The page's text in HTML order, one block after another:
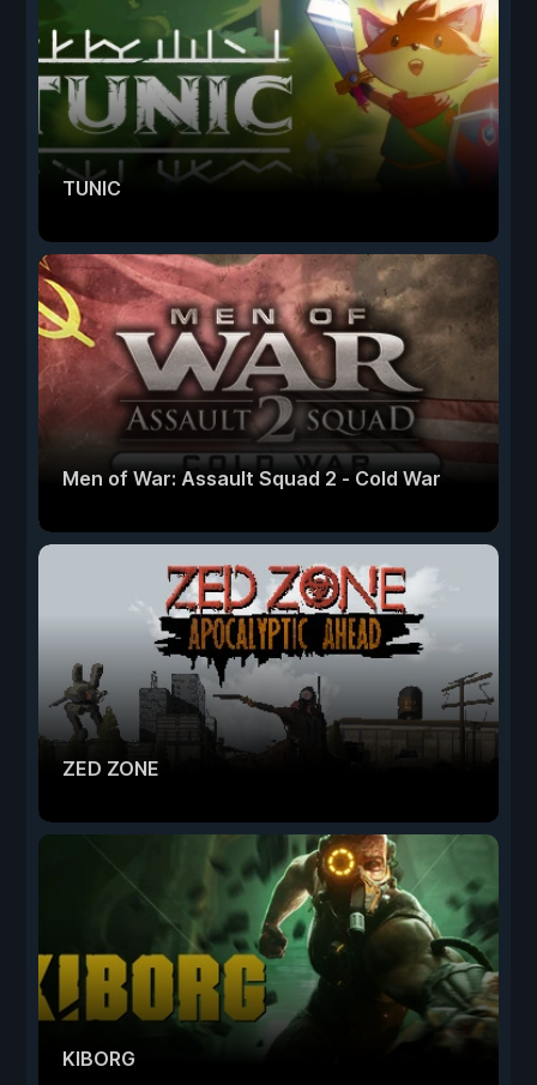
TUNIC
Men of War: Assault Squad 2 - Cold War
ZED ZONE
KIBORG